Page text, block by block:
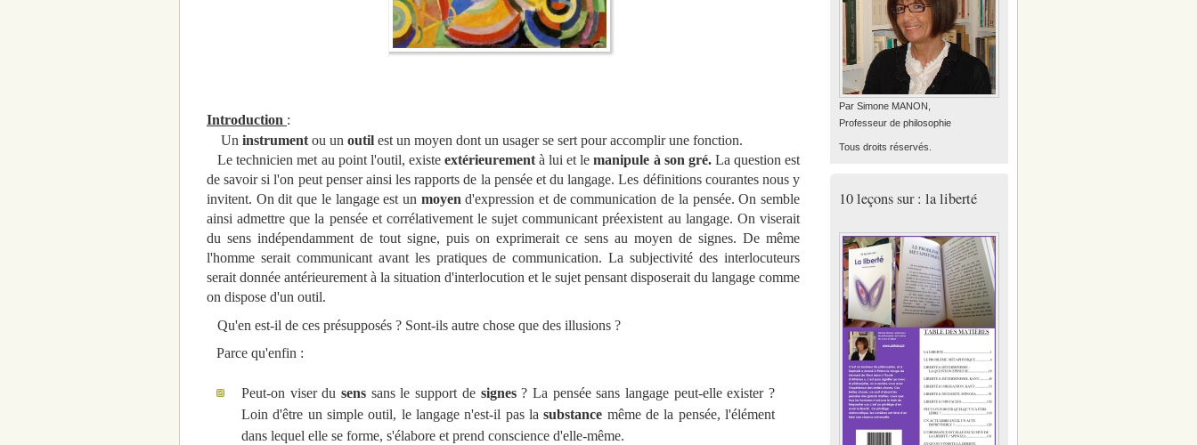
Introduction :
Un instrument ou un outil est un moyen dont un usager se sert pour accomplir une fonction.
Le technicien met au point l'outil, existe extérieurementà lui et lemanipule à son gré.La question est
de savoir si l'on peut penser ainsi les rapports de la pensée et du langage. Les définitions courantes nous y
invitent. On dit que le langage est un moyend'expression et de communication de la pensée. On semble
ainsi admettre que la pensée et corrélativement le sujet communicant préexistent au langage. On viserait
du sens indépendamment de tout signe, puis on exprimerait ce sens au moyen de signes. De même
l'homme serait communicant avant les pratiques de communication. La subjectivité des interlocuteurs
serait donnée antérieurement à la situation d'interlocution et le sujet pensant disposerait du langage comme
on dispose d'un outil.
Qu'en est-il de ces présupposés ? Sont-ils autre chose que des illusions ?
Parce qu'enfin :
Peut-on viser dusens sans le support de signes? La pensée sans langage peut-elle exister ?
Loin d'être un simple outil, le langage n'est-il pas lasubstance même de la pensée, l'élément
dans lequel elle se forme, s'élabore et prend conscience d'elle-même.
Par Simone MANON,
Professeur de philosophie
Tous droits réservés.
10 leçons sur : la liberté